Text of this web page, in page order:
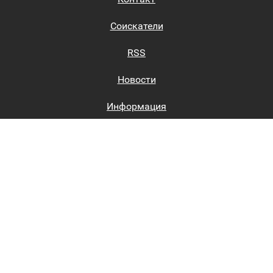
Соискатели
RSS
Новости
Информация